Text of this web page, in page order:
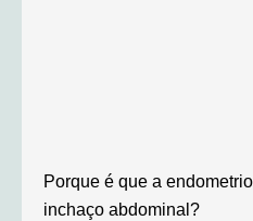
Porque é que a
inchaço abdominal?